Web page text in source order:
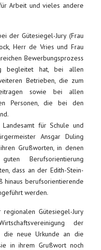
Arbeit und vieles andere
der Gütesiegel-Jury (Frau
Herr de Vries und Frau
Bewerbungsprozess
begleitet hat, bei allen
Betrieben, die zum
sowie bei allen
Personen, die bei den
für Schule und
Ansgar Duling
Grußworten, in denen
Berufsorientierung
dass an der Edith-Stein-
hinaus berufsorientierende
werden.
Gütesiegel-Jury
der
die neue Urkunde an die
in ihrem Grußwort noch